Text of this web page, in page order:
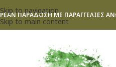
Skip to navigation
Skip to main content
ΠΑΡΑΔΟΣΗ ΜΕ ΠΑΡΑΓΓΕΛΙΕΣ